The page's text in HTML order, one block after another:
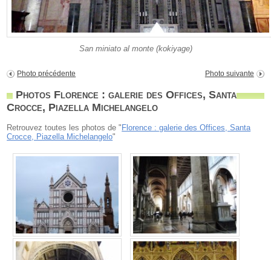
San miniato al monte (kokiyage)
Photo précédente Photo suivante
Photos Florence : galerie des Offices, Santa
Crocce, Piazella Michelangelo
Retrouvez toutes les photos de " Florence : galerie des Offices, Santa
Crocce, Piazella Michelangelo"